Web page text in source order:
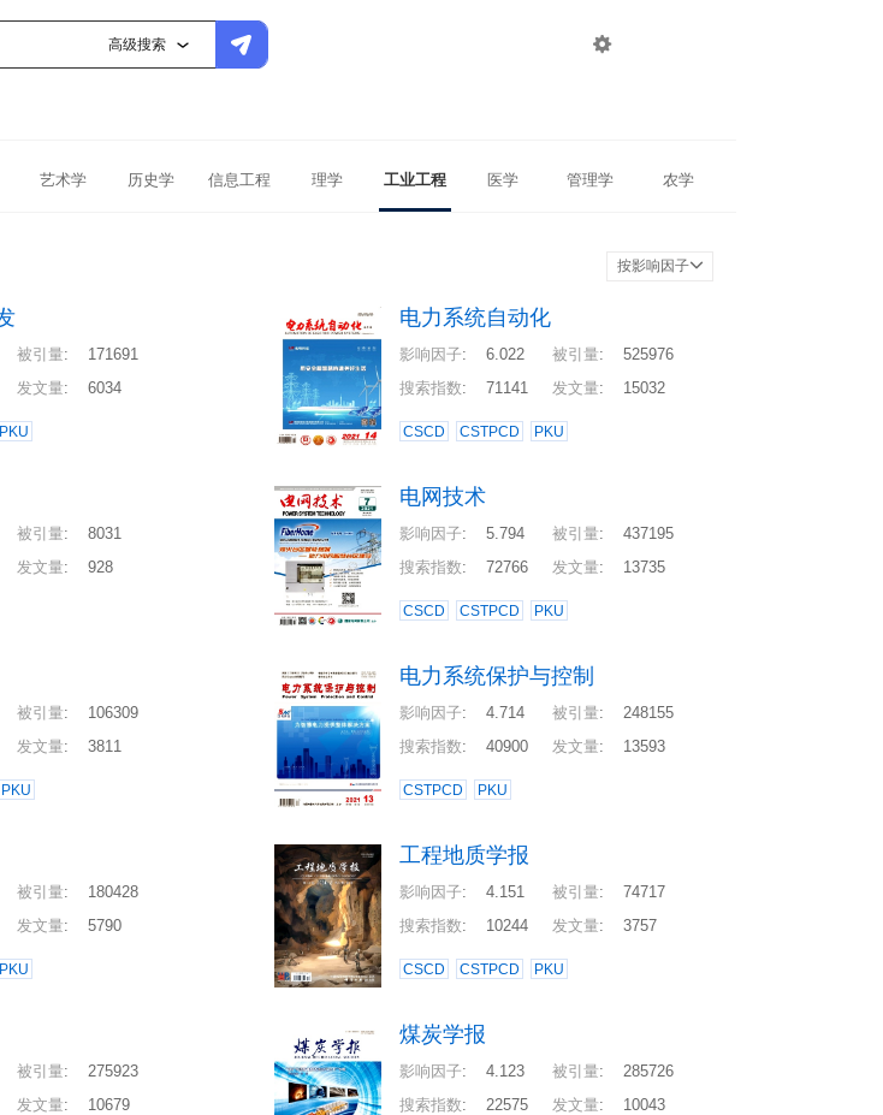
高级搜索 
艺术学 历史学 信息工程 理学 工业工程 医学 管理学 农学
按影响因子
被引量:
171691
发文量: 6034
PKU
电力系统自动化
影响因子: 6.022 被引量:
525976
搜索指数: 71141 发文量: 15032
CSCD CSTPCD PKU
被引量:
8031
发文量: 928
电网技术
影响因子: 5.794 被引量:
437195
搜索指数: 72766 发文量: 13735
CSCD CSTPCD PKU
被引量:
106309
发文量: 3811
PKU
电力系统保护与控制
影响因子: 4.714 被引量:
248155
搜索指数: 40900 发文量: 13593
CSTPCD PKU
被引量:
180428
发文量: 5790
PKU
工程地质学报
影响因子: 4.151 被引量:
74717
搜索指数: 10244 发文量: 3757
CSCD CSTPCD PKU
被引量:
275923
发文量: 10679
煤炭学报
影响因子: 4.123 被引量:
285726
搜索指数: 22575 发文量: 10043